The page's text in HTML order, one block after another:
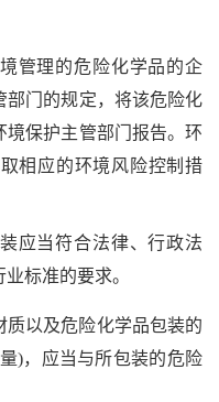
管理的危险化学品的企
部门的规定，将该危险化
境保护主管部门报告。环
相应的环境风险控制措
应当符合法律、行政法
标准的要求。
以及危险化学品包装的
)，应当与所包装的危险